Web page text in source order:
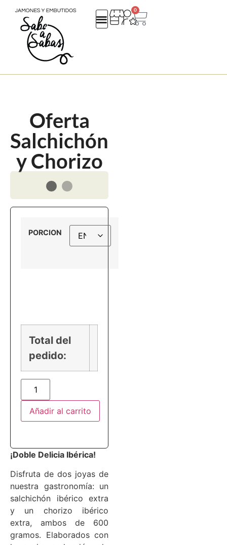
0
Oferta
Salchichón
y Chorizo
PORCION
Total del
pedido:
Añadir al carrito
¡Doble Delicia Ibérica!
Disfruta de dos joyas de
nuestra gastronomía: un
salchichón ibérico extra
y un chorizo ibérico
extra, ambos de 600
gramos. Elaborados con